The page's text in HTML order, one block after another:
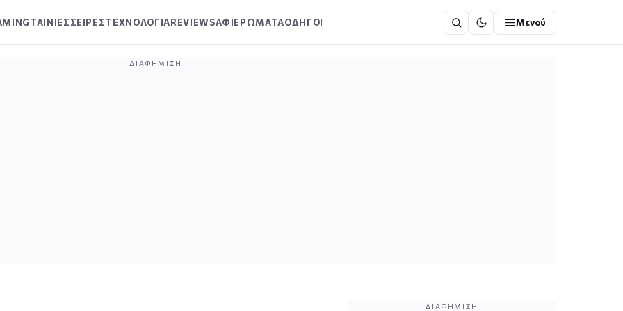
ΤΑΙΝΙΕΣΣΕΙΡΕΣΤΕΧΝΟΛΟΓΙΑREVIEWSΑΦΙΕΡΩΜΑΤΑΟΔΗΓΟΙ Μενού
ΔΙΑΦΉΜΙΣΗ
ΔΙΑΦΉΜΙΣΗ